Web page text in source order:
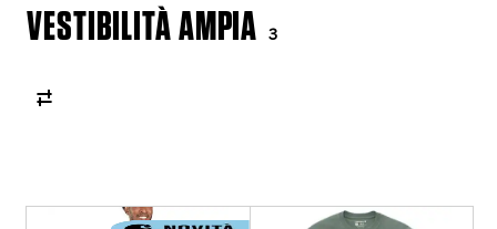
VESTIBILITÀ AMPIA 3